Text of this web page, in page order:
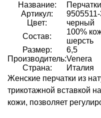
Название:
Перчатки
Артикул:
Цвет:
черный
Состав:
100%
шерсть
Размер:
6,5
Производитель:Venera
Страна:
Италия
Женские перчатки из
трикотажной вставкой
кожи, позволяет